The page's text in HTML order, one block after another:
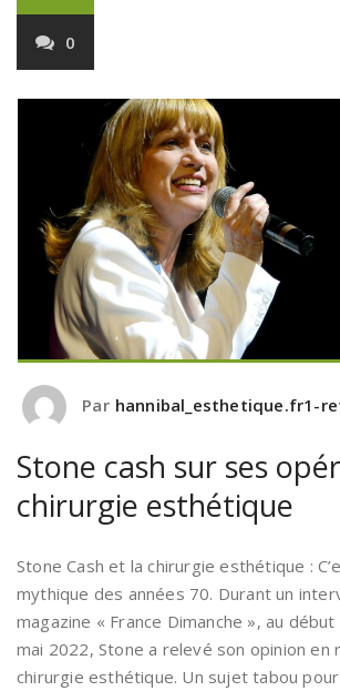
0
Par hannibal_esthetique.fr1-
Stone cash sur ses
chirurgie esthétique
Stone Cash et la chirurgie esthétique :
mythique des années 70. Durant un
magazine « France Dimanche », au
mai 2022, Stone a relevé son opinion en
chirurgie esthétique. Un sujet tabou